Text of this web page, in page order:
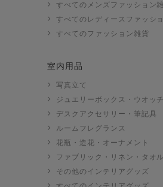
すべてのメンズファッション
すべてのレディースファッシ
すべてのファッション雑貨
室内用品
写真立て
ジュエリーボックス・ウオッ
デスクアクセサリー・筆記具
ルームフレグランス
花瓶・造花・オーナメント
ファブリック・リネン・タオル
その他のインテリアグッズ